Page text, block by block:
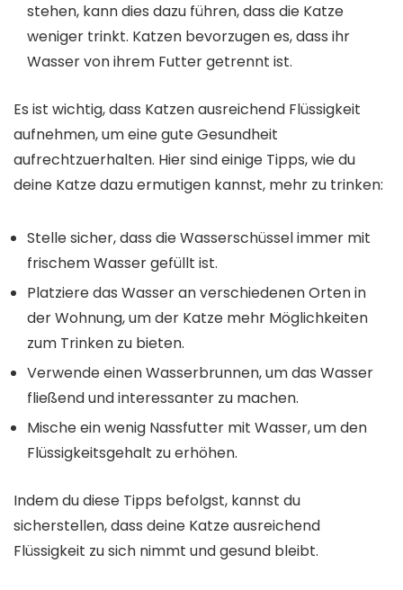
stehen, kann dies dazu führen, dass die Katze
weniger trinkt. Katzen bevorzugen es, dass ihr
Wasser von ihrem Futter getrennt ist.
Es ist wichtig, dass Katzen ausreichend Flüssigkeit
aufnehmen, um eine gute Gesundheit
aufrechtzuerhalten. Hier sind einige Tipps, wie du
deine Katze dazu ermutigen kannst, mehr zu trinken:
Stelle sicher, dass die Wasserschüssel immer mit
frischem Wasser gefüllt ist.
Platziere das Wasser an verschiedenen Orten in
der Wohnung, um der Katze mehr Möglichkeiten
zum Trinken zu bieten.
Verwende einen Wasserbrunnen, um das Wasser
fließend und interessanter zu machen.
Mische ein wenig Nassfutter mit Wasser, um den
Flüssigkeitsgehalt zu erhöhen.
Indem du diese Tipps befolgst, kannst du
sicherstellen, dass deine Katze ausreichend
Flüssigkeit zu sich nimmt und gesund bleibt.